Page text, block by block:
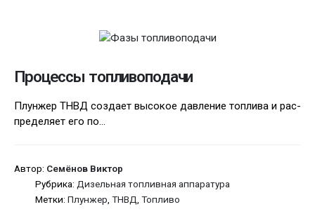
Процессы топливоподачи
Плунжер ТНВД создает высокое давление топлива и рас­
преде­ляет его по...
Автор: Семёнов Виктор
Рубрика: Дизельная топливная аппаратура
Метки: Плунжер ТНВД Топливо